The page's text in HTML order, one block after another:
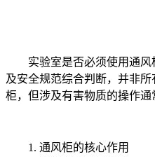
实验室是否必须使用通风
及安全规范综合判断，并非
柜，但涉及有害物质的操作通
1. 通风柜的核心作用